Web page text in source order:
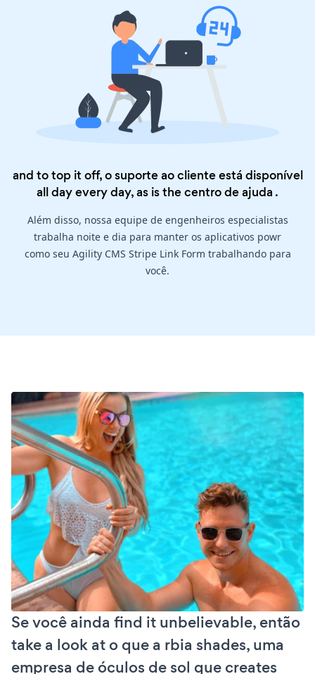
and to top it off, o suporte ao cliente está disponível
all day every day, as is thecentro de ajuda .
Além disso, nossa equipe de engenheiros especialistas
trabalha noite e dia para manter os aplicativos powr
como seu Agility CMS Stripe Link Form trabalhando para
você.
Se você ainda find it unbelievable, então
take a look at o que a rbia shades, uma
empresa de óculos de sol que creates